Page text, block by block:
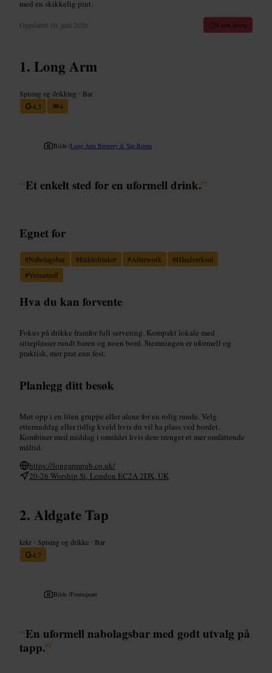
med en skikkelig pint.
Oppdatert 10. juni 2026 8 min lesing
Long Arm
Spising og drikking • Bar
4,3
4
Bilde /Long Arm Brewery & Tap Room
“Et enkelt sted for en uformell drink.”
Egnet for
#Nabolagsbar #Enkledrinker #Afterwork #Håndverksøl
#Vennetreff
Hva du kan forvente
Fokus på drikke framfor full servering. Kompakt lokale med
sitteplasser rundt baren og noen bord. Stemningen er uformell og
praktisk, mer prat enn fest.
Planlegg ditt besøk
Møt opp i en liten gruppe eller alene for en rolig runde. Velg
ettermiddag eller tidlig kveld hvis du vil ha plass ved bordet.
Kombiner med middag i området hvis dere trenger et mer omfattende
måltid.
https://longarmpub.co.uk/
20-26 Worship St, London EC2A 2DX, UK
Aldgate Tap
krkr • Spising og drikke • Bar
4,7
Bilde /Foursquare
“En uformell nabolagsbar med godt utvalg på
tapp.”